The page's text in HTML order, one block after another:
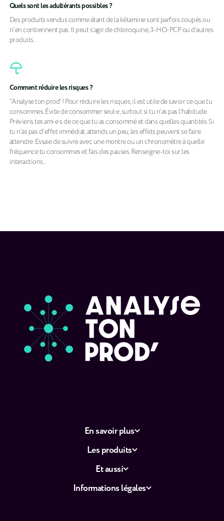
Quels sont les adultérants possibles ?
Des produits vendus comme étant de la kétamine sont parfois coupés ou
n'en contiennent pas. Il peut s’agir de chloroquine, 3-HO-PCP ou d’autres
produits.
Comment réduire les risques ?
"Analyse ton prod' ! Pour réduire les risques, il est utile de savoir ce que tu
consommes. Évite de consommer seul·e, surtout si tu n’as pas l’habitude.
Préviens tes ami·e·s de ce que tu as consommé et dans quelles quantités. Si
tu n’as pas d'effet immédiat, attends un peu, les effets peuvent se faire
attendre. Essaie de suivre avec une montre ou un chronomètre à quelle
fréquence tu consommes et fais des pauses. Renseigne-toi sur les
interactions,.
En savoir plus
Les produits
Et aussi
Informations légales